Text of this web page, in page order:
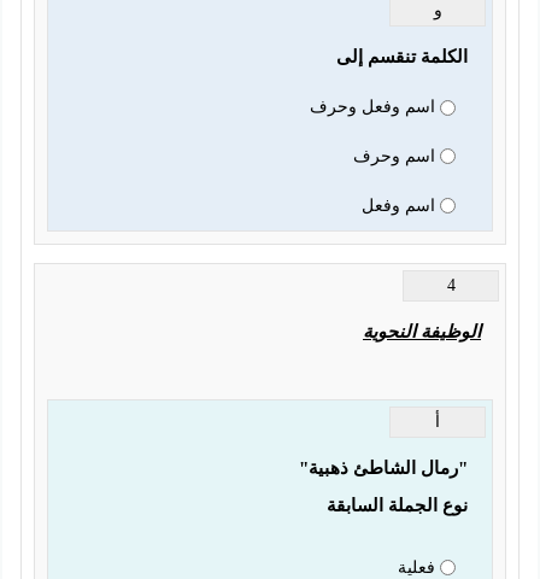
و
الكلمة تنقسم إلى
اسم وفعل وحرف
اسم وحرف
اسم وفعل
4
الوظيفة النحوية
"رمال الشاطئ ذهبية"
نوع الجملة السابقة
فعلية